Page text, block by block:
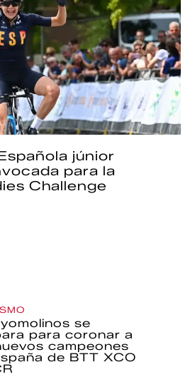
júnior
para la
Challenge
se
para coronar a
campeones
de BTT XCO